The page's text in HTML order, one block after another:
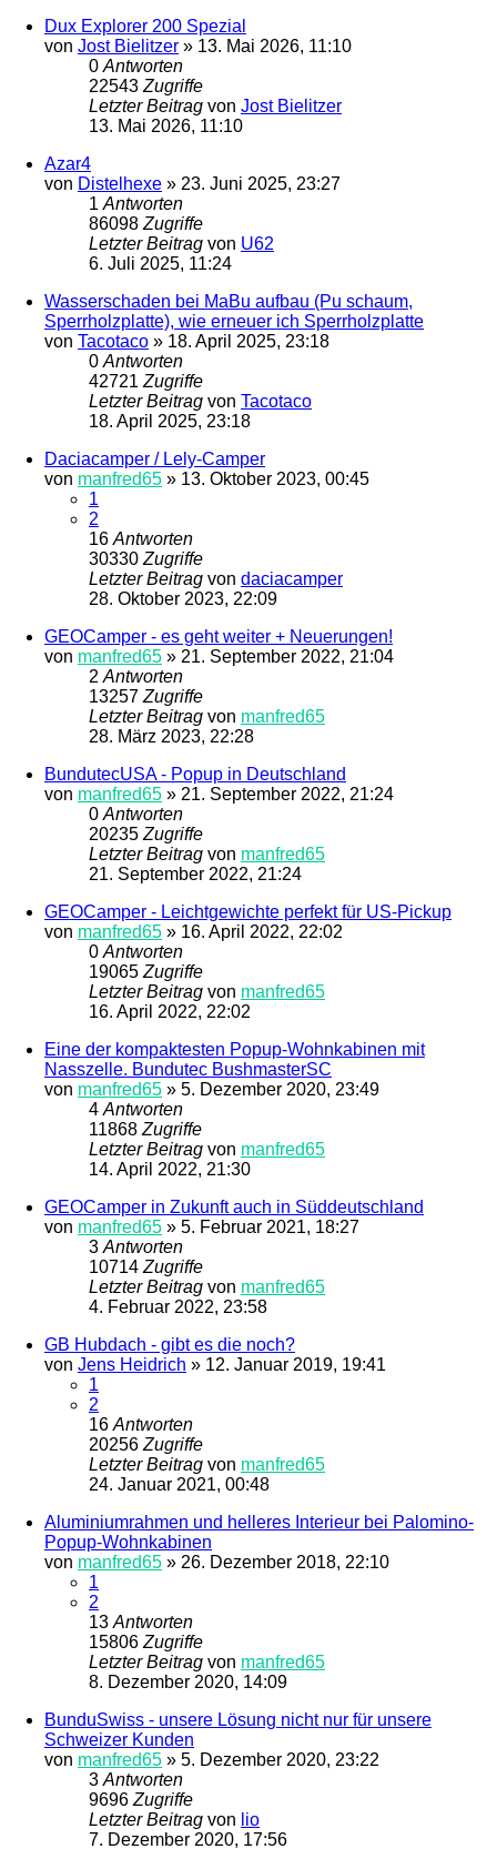
Dux Explorer 200 Spezial
von Jost Bielitzer » 13. Mai 2026, 11:10
0 Antworten
22543 Zugriffe
Letzter Beitrag von Jost Bielitzer
13. Mai 2026, 11:10
Azar4
von Distelhexe » 23. Juni 2025, 23:27
1 Antworten
86098 Zugriffe
Letzter Beitrag von U62
6. Juli 2025, 11:24
Wasserschaden bei MaBu aufbau (Pu schaum,
Sperrholzplatte), wie erneuer ich Sperrholzplatte
von Tacotaco » 18. April 2025, 23:18
0 Antworten
42721 Zugriffe
Letzter Beitrag von Tacotaco
18. April 2025, 23:18
Daciacamper / Lely-Camper
von manfred65 » 13. Oktober 2023, 00:45
1
2
16 Antworten
30330 Zugriffe
Letzter Beitrag von daciacamper
28. Oktober 2023, 22:09
GEOCamper - es geht weiter + Neuerungen!
von manfred65 » 21. September 2022, 21:04
2 Antworten
13257 Zugriffe
Letzter Beitrag von manfred65
28. März 2023, 22:28
BundutecUSA - Popup in Deutschland
von manfred65 » 21. September 2022, 21:24
0 Antworten
20235 Zugriffe
Letzter Beitrag von manfred65
21. September 2022, 21:24
GEOCamper - Leichtgewichte perfekt für US-Pickup
von manfred65 » 16. April 2022, 22:02
0 Antworten
19065 Zugriffe
Letzter Beitrag von manfred65
16. April 2022, 22:02
Eine der kompaktesten Popup-Wohnkabinen mit
Nasszelle. Bundutec BushmasterSC
von manfred65 » 5. Dezember 2020, 23:49
4 Antworten
11868 Zugriffe
Letzter Beitrag von manfred65
14. April 2022, 21:30
GEOCamper in Zukunft auch in Süddeutschland
von manfred65 » 5. Februar 2021, 18:27
3 Antworten
10714 Zugriffe
Letzter Beitrag von manfred65
4. Februar 2022, 23:58
GB Hubdach - gibt es die noch?
von Jens Heidrich » 12. Januar 2019, 19:41
1
2
16 Antworten
20256 Zugriffe
Letzter Beitrag von manfred65
24. Januar 2021, 00:48
Aluminiumrahmen und helleres Interieur bei Palomino-
Popup-Wohnkabinen
von manfred65 » 26. Dezember 2018, 22:10
1
2
13 Antworten
15806 Zugriffe
Letzter Beitrag von manfred65
8. Dezember 2020, 14:09
BunduSwiss - unsere Lösung nicht nur für unsere
Schweizer Kunden
von manfred65 » 5. Dezember 2020, 23:22
3 Antworten
9696 Zugriffe
Letzter Beitrag von lio
7. Dezember 2020, 17:56